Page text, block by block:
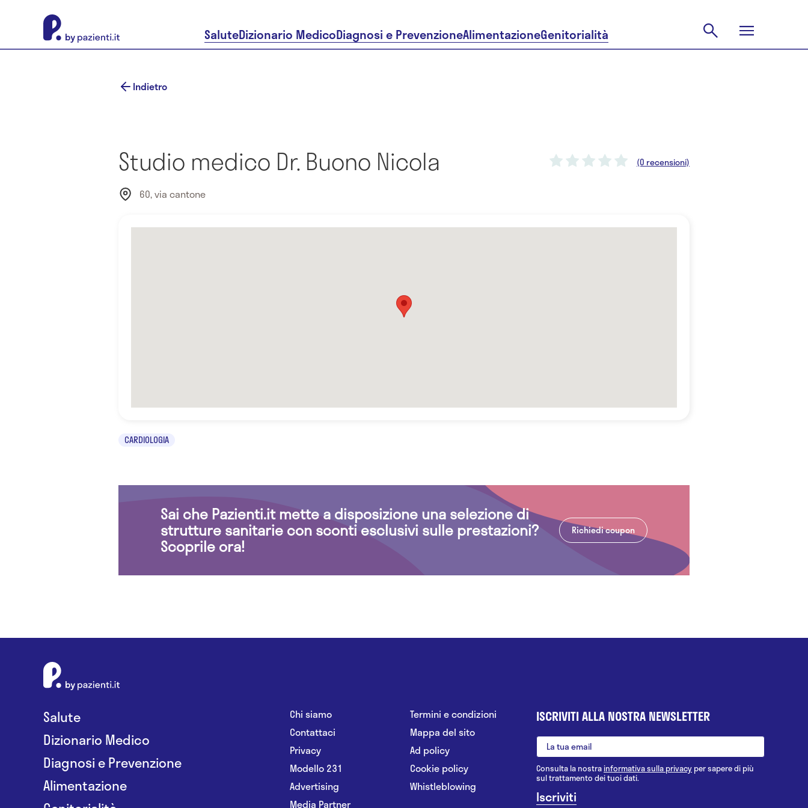
SaluteDizionario MedicoDiagnosi e PrevenzioneAlimentazioneGenitorialità
Indietro
Studio medico Dr. Buono Nicola (0 recensioni)
60, via cantone
CARDIOLOGIA
Sai che Pazienti.it mette a disposizione una selezione di
strutture sanitarie con sconti esclusivi sulle prestazioni?
Scoprile ora!
Richiedi coupon
Salute
Dizionario Medico
Diagnosi e Prevenzione
Alimentazione
Chi siamo
Contattaci
Privacy
Modello 231
Advertising
Media Partner
Termini e condizioni
Mappa del sito
Ad policy
Cookie policy
Whistleblowing
ISCRIVITI ALLA NOSTRA NEWSLETTER
Consulta la nostrainformativa sulla privacy per sapere di più
sul trattamento dei tuoi dati.